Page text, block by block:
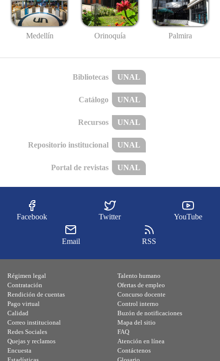
Medellín Orinoquía Palmira
Bibliotecas UNAL
Catálogo UNAL
Recursos UNAL
Repositorio institucional UNAL
Portal de revistas UNAL
Facebook Twitter YouTube
Email RSS
Régimen legal
Contratación
Rendición de cuentas
Pago virtual
Calidad
Talento humano
Ofertas de empleo
Concurso docente
Control interno
Buzón de notificaciones
Correo institucional
Redes Sociales
Quejas y reclamos
Encuesta
Mapa del sitio
FAQ
Atención en línea
Contáctenos